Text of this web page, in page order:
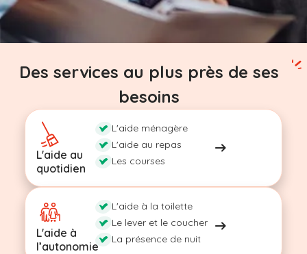
Des services au plus près de ses
besoins
L'aide au
quotidien
L'aide ménagère
L'aide au repas
Les courses
L'aide à
l’autonomie
L'aide à la toilette
Le lever et le coucher
La présence de nuit